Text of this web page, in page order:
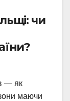
чи
— як
маючи